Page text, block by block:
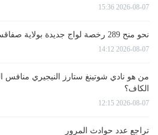
2026-08-07 15:36
نحو منح 289 رخصة لواج جديدة بولاية صفاقس
2026-08-07 14:12
من هو نادي شوتينغ ستارز النيجيري
الكاف؟
2026-08-07 12:15
تراجع عدد حوادث المرور